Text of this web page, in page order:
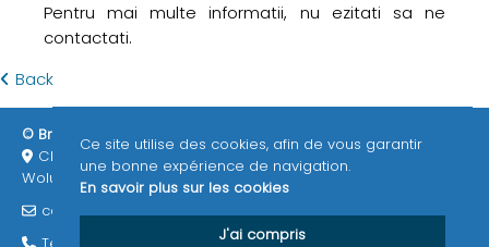
Pentru mai multe informatii, nu ezitati sa ne
contactati.
Back
© Brussels Accountants 2026 ITAA / EPHEC
Chemin des deux maisons 73/3 1200
Woluwe-Saint-Lambert (Bruxelles) Belgique
consult@brussels-accountants.be
Ce site utilise des cookies, afin de vous garantir
une bonne expérience de navigation.
En savoir plus sur les cookies
J'ai compris